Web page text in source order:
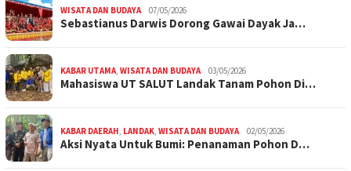
WISATA DAN BUDAYA 07/05/2026
Sebastianus Darwis Dorong Gawai Dayak Ja…
KABAR UTAMA, WISATA DAN BUDAYA 03/05/2026
Mahasiswa UT SALUT Landak Tanam Pohon Di…
KABAR DAERAH, LANDAK, WISATA DAN BUDAYA 02/05/2026
Aksi Nyata Untuk Bumi: Penanaman Pohon D…